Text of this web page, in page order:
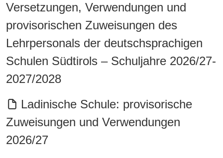
Versetzungen, Verwendungen und
provisorischen Zuweisungen des
Lehrpersonals der deutschsprachigen
Schulen Südtirols – Schuljahre 2026/27-
2027/2028
Ladinische Schule: provisorische
Zuweisungen und Verwendungen
2026/27